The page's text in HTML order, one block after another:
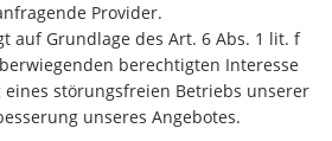
Provider.
auf Grundlage des Art. 6 Abs. 1 lit. f
berechtigten Interesse
störungsfreien Betriebs unserer
unseres Angebotes.